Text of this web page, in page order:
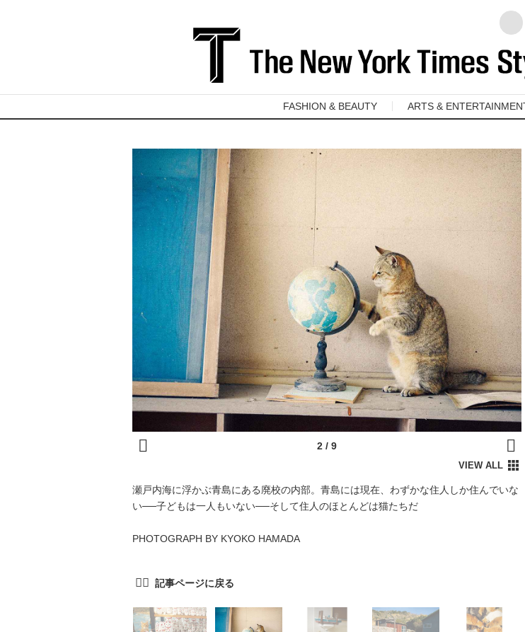
FASHION & BEAUTY ARTS &
瀬戸内海に浮かぶ青島にある廃校の内部。青島には現在、わずかな住人しか住んでいな
い──子どもは一人もいない──そして住人のほとんどは猫たちだ
PHOTOGRAPH BY KYOKO HAMADA